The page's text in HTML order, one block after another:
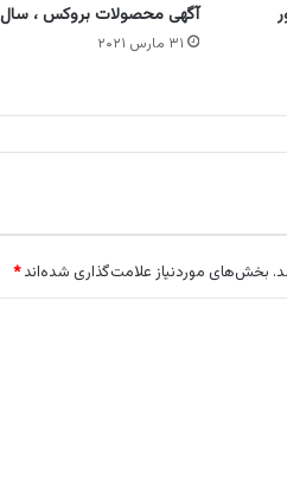
آگهی محصولات بروکس ، سال
۳۱ مارس ۲۰۲۱
بخش‌های موردنیاز علامت‌گذاری شده‌اند*